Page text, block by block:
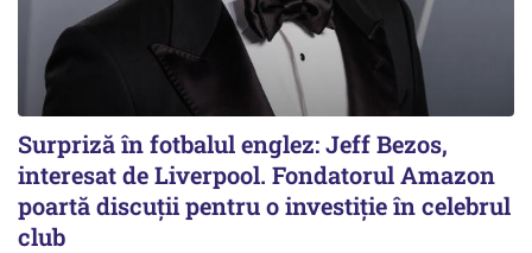
Surpriză în fotbalul englez: Jeff Bezos,
interesat de Liverpool. Fondatorul Amazon
poartă discuții pentru o investiție în celebrul
club